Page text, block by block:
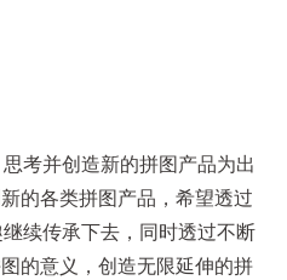
考并创造新的拼图产品为出
的各类拼图产品，希望透过
续传承下去，同时透过不断
的意义，创造无限延伸的拼